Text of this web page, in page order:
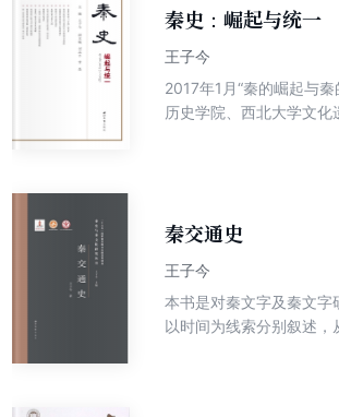
秦史：崛起与统一
王子今
2017年1月“秦的崛起与
历史学院、西北大学文
秦交通史
王子今
本书是对秦文字及秦文字
以时间为线索分别叙述